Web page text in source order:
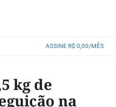
ASSINE R$ 0,00/MÊS
kg de
na